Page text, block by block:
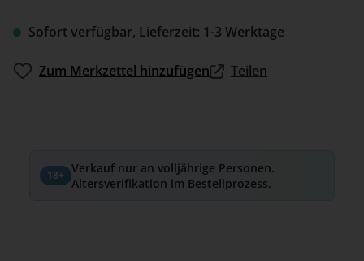
Sofort verfügbar, Lieferzeit: 1-3 Werktage
Zum Merkzettel hinzufügen Teilen
18+ Verkauf nur an volljährige Personen.
Altersverifikation im Bestellprozess.